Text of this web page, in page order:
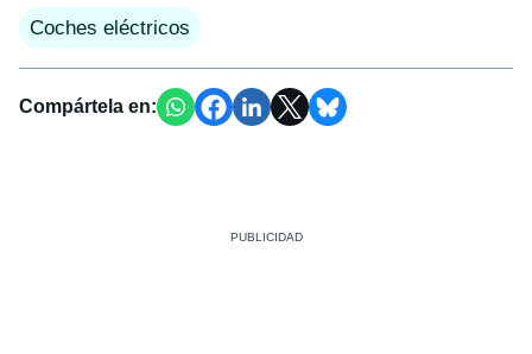
Coches eléctricos
Compártela en: